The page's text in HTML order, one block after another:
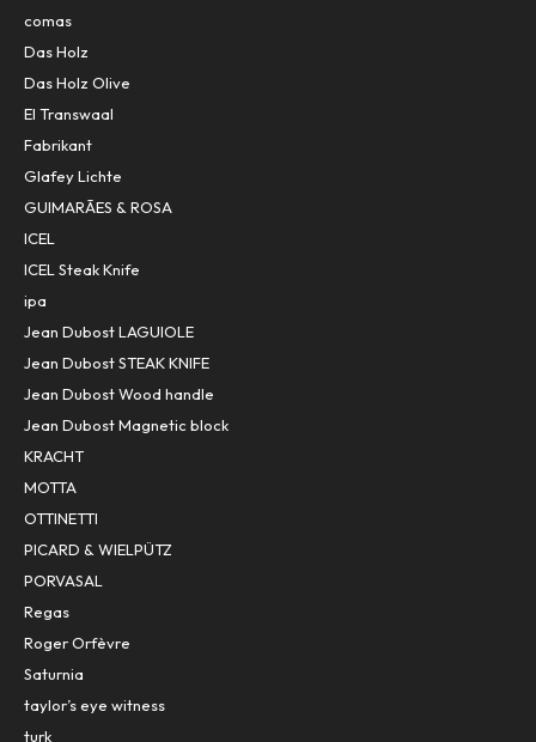
comas
Das Holz
Das Holz Olive
El Transwaal
Fabrikant
Glafey Lichte
GUIMARÃES & ROSA
ICEL
ICEL Steak Knife
ipa
Jean Dubost LAGUIOLE
Jean Dubost STEAK KNIFE
Jean Dubost Wood handle
Jean Dubost Magnetic block
KRACHT
MOTTA
OTTINETTI
PICARD & WIELPÜTZ
PORVASAL
Regas
Roger Orfèvre
Saturnia
taylor’s eye witness
turk